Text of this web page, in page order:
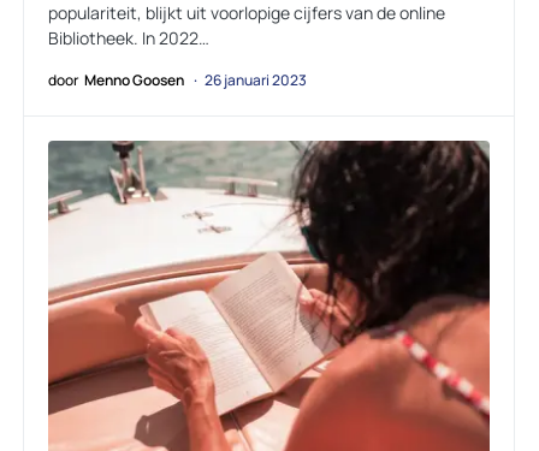
populariteit, blijkt uit voorlopige cijfers van de online
Bibliotheek. In 2022…
door Menno Goosen 26 januari 2023